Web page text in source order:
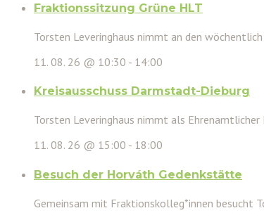
Fraktionssitzung Grüne HLT
Torsten Leveringhaus nimmt an den
11. 08. 26 @ 10:30 - 14:00
Kreisausschuss Darmstadt-Dieburg
Torsten Leveringhaus nimmt als
11. 08. 26 @ 15:00 - 18:00
Besuch der Horváth Gedenkstätte
Gemeinsam mit Fraktionskolleg*innen besucht